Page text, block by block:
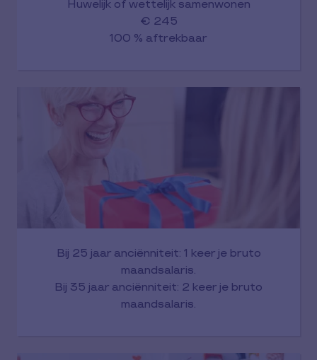
Huwelijk of wettelijk samenwonen
€ 245
100 % aftrekbaar
Bij 25 jaar anciënniteit: 1 keer je bruto
maandsalaris.
Bij 35 jaar anciënniteit: 2 keer je bruto
maandsalaris.